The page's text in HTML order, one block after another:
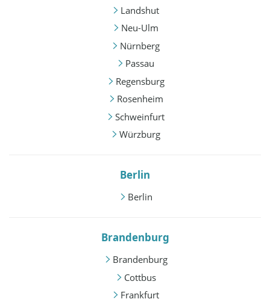
Landshut
Neu-Ulm
Nürnberg
Passau
Regensburg
Rosenheim
Schweinfurt
Würzburg
Berlin
Berlin
Brandenburg
Brandenburg
Cottbus
Frankfurt